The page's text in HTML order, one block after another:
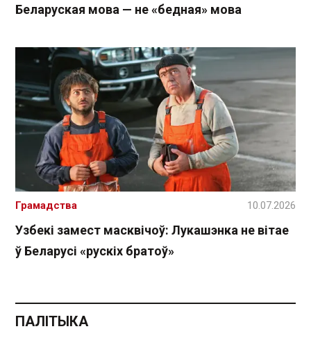
Беларуская мова — не «бедная» мова
Узбекі замест масквічоў: Лукашэнка не вітае
ў Беларусі «рускіх братоў»
Грамадства 10.07.2026
ПАЛІТЫКА